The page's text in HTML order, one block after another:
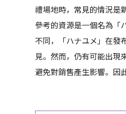
禮場地時，常見的情況是
參考的資源是一個名為「
不同，「ハナユメ」在發
見。然而，仍有可能出現
避免對銷售產生影響。因